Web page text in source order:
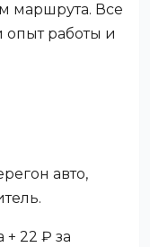
маршрута. Все
работы и
авто,
22 ₽ за